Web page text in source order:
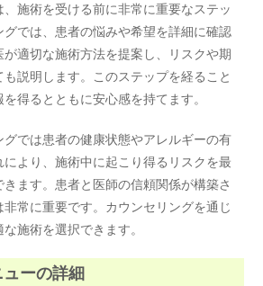
施術を受ける前に非常に重要なステッ
では、患者の悩みや希望を詳細に確認
が適切な施術方法を提案し、リスクや期
説明します。このステップを経ること
得るとともに安心感を持てます。
では患者の健康状態やアレルギーの有
より、施術中に起こり得るリスクを最
ます。患者と医師の信頼関係が構築さ
常に重要です。カウンセリングを通じ
施術を選択できます。
ーの詳細